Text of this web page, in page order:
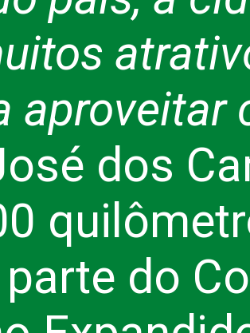
aproveitar
dos
do